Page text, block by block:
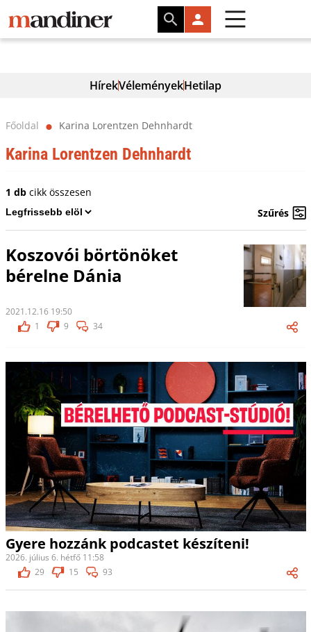
HírekVéleményekHetilap
Főoldal ⬤ Karina Lorentzen Dehnhardt
Karina Lorentzen Dehnhardt
1 dbcikk összesen
Szűrés
Koszovói börtönöket
bérelne Dánia
2021.12.16 19:50
1
9 34
Gyere hozzánk podcastet készíteni!
2026. július 6. hétfő 11:58
29
15 93